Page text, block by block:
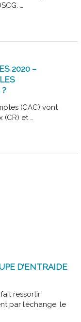
…
2020 –
?
(CAC) vont
et …
D’ENTRAIDE
ressortir
par l’échange, le